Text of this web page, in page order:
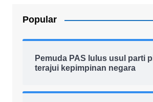
Popular
Pemuda PAS lulus usul parti
terajui kepimpinan negara